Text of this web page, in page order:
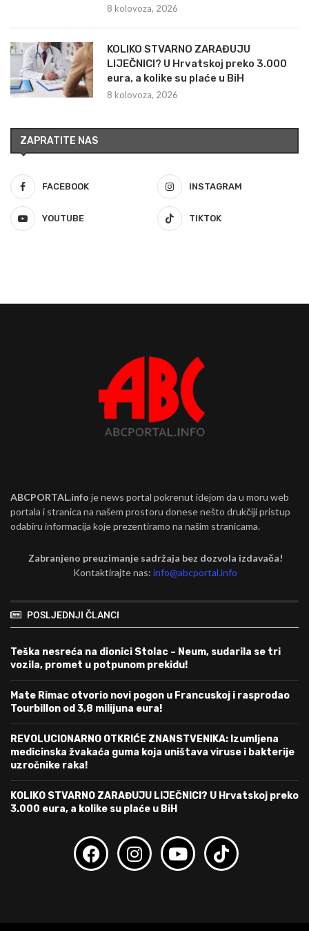
8 kolovoza, 2026
KOLIKO STVARNO ZARAĐUJU
LIJEČNICI? U Hrvatskoj preko 3.000
eura, a kolike su plaće u BiH
8 kolovoza, 2026
ZAPRATITE NAS
FACEBOOK INSTAGRAM
YOUTUBE TIKTOK
ABCPORTAL.info je news portal pokrenut idejom da u moru web
portala i stranica na našem prostoru donese nešto drukčiji pristup
odabiru informacija koje prezentiramo na našim stranicama.
Zabranjeno preuzimanje sadržaja bez dozvola izdavača!
Kontaktirajte nas:info@abcportal.info
POSLJEDNJI ČLANCI
Teška nesreća na dionici Stolac – Neum, sudarila se tri
vozila, promet u potpunom prekidu!
Mate Rimac otvorio novi pogon u Francuskoj i rasprodao
Tourbillon od 3,8 milijuna eura!
REVOLUCIONARNO OTKRIĆE ZNANSTVENIKA: Izumljena
medicinska žvakaća guma koja uništava viruse i bakterije
uzročnike raka!
KOLIKO STVARNO ZARAĐUJU LIJEČNICI? U Hrvatskoj preko
3.000 eura, a kolike su plaće u BiH